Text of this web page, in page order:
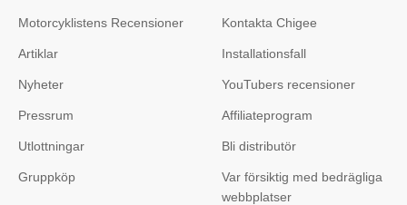
Motorcyklistens Recensioner
Artiklar
Nyheter
Pressrum
Utlottningar
Gruppköp
Kontakta Chigee
Installationsfall
YouTubers recensioner
Affiliateprogram
Bli distributör
Var försiktig med bedrägliga
webbplatser